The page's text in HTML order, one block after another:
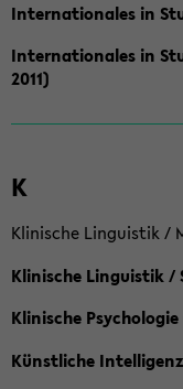
Internationales in
Internationales in
2011)
K
Klinische Linguistik /
Klinische Linguistik /
Klinische
Künstliche